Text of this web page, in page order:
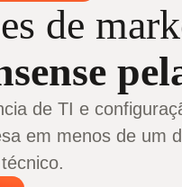
de
de TI e
em menos de um
técnico.